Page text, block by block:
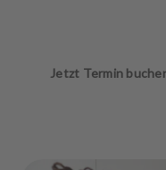
Jetzt Termin